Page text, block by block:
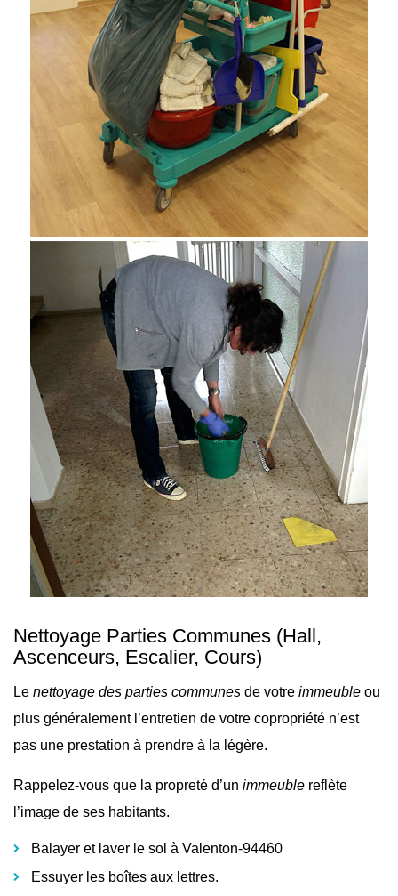
Nettoyage Parties Communes (Hall,
Ascenceurs, Escalier, Cours)
Le nettoyage des parties communes de votre immeuble ou
plus généralement l’entretien de votre copropriété n’est
pas une prestation à prendre à la légère.
Rappelez-vous que la propreté d’un immeuble reflète
l’image de ses habitants.
Balayer et laver le sol à Valenton-94460
Essuyer les boîtes aux lettres.